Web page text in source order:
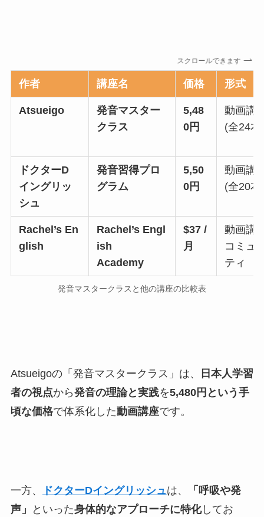
スクロールできます
作者 講座名 価格 形式
Atsueigo
発音マスター
クラス
5,48
0円
動画講
(全24本
ドクターD
イングリッ
シュ
発音習得プロ
グラム
5,50
0円
動画講
(全20本
Rachel’s En
glish
Rachel’s Engl
ish
Academy
$37 /
月
動画講
コミュ
ティ
発音マスタークラスと他の講座の比較表
Atsueigoの「発音マスタークラス」は、
日本人学習
者の視点から発音の理論と実践を5,480円という手
頃な価格で体系化した動画講座です。
一方、 ドクターDイングリッシュは、
「呼吸や発
声」
といった身体的なアプローチに特化してお